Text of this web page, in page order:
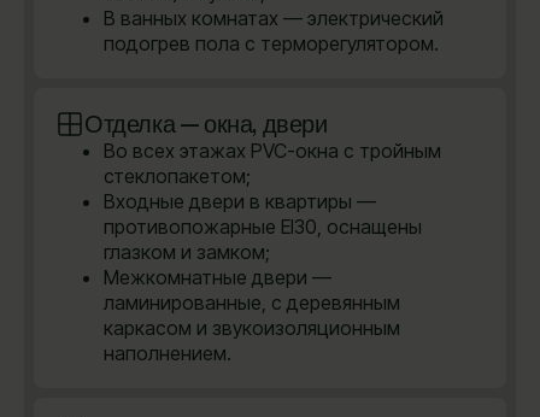
В ванных комнатах — электрический
подогрев пола с терморегулятором.
Отделка — окна, двери
Во всех этажах PVC-окна с тройным
стеклопакетом;
Входные двери в квартиры —
противопожарные EI30, оснащены
глазком и замком;
Межкомнатные двери —
ламинированные, с деревянным
каркасом и звукоизоляционным
наполнением.